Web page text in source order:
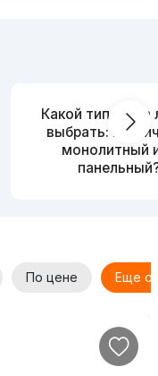
Какой тип дома
выбрать:
монолитный
По цене Еще